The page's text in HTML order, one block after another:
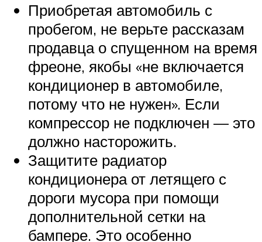
Приобретая автомобиль с
пробегом, не верьте рассказам
продавца о спущенном на время
фреоне, якобы «не включается
кондиционер в автомобиле,
потому что не нужен». Если
компрессор не подключен — это
должно насторожить.
Защитите радиатор
кондиционера от летящего с
дороги мусора при помощи
дополнительной сетки на
бампере. Это особенно